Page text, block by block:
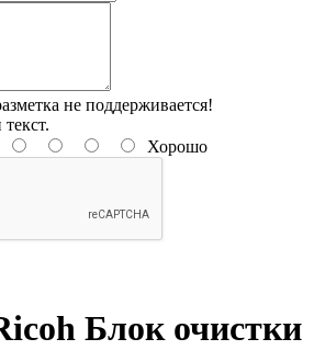
не поддерживается!
Хорошо
Блок очистки